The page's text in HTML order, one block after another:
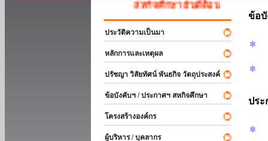
สหกิจศึกษา ยินดีต้อนรับ
ประวัติความเป็นมา
หลักการและเหตุผล
ปรัชญา วิสัยทัศน์ พันธกิจ วัตถุประสงค์
ข้อบังคับฯ / ประกาศฯ สหกิจศึกษา
โครงสร้างองค์กร
ผู้บริหาร / บุคลากร
ข้อ
ประ